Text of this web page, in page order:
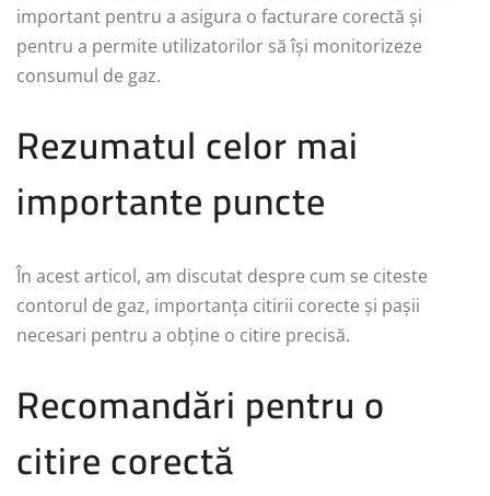
important pentru a asigura o facturare corectă și
pentru a permite utilizatorilor să își monitorizeze
consumul de gaz.
Rezumatul celor mai
importante puncte
În acest articol, am discutat despre cum se citeste
contorul de gaz, importanța citirii corecte și pașii
necesari pentru a obține o citire precisă.
Recomandări pentru o
citire corectă